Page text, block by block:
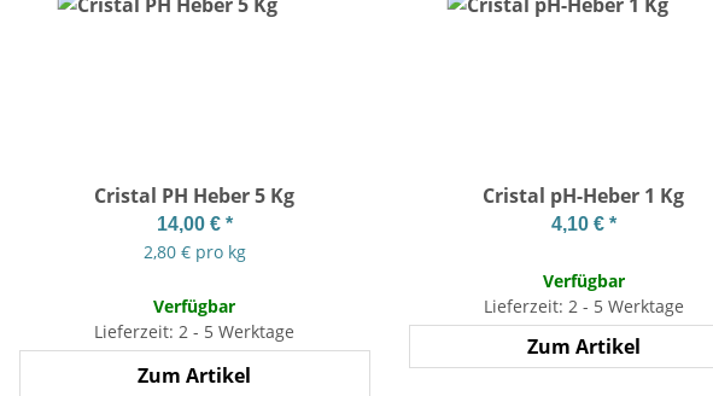
Cristal PH Heber 5 Kg
14,00 € *
2,80 € pro kg
Verfügbar
Lieferzeit: 2 - 5 Werktage
Zum Artikel
Cristal pH-Heber 1 Kg
4,10 € *
Verfügbar
Lieferzeit: 2 - 5 Werktage
Zum Artikel